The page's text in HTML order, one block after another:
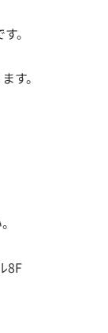
。
す。
8F